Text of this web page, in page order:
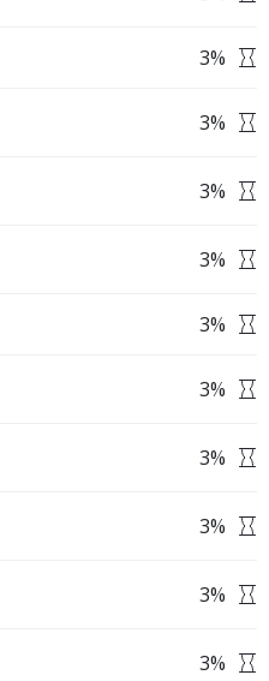
3%
3%
3%
3%
3%
3%
3%
3%
3%
3%